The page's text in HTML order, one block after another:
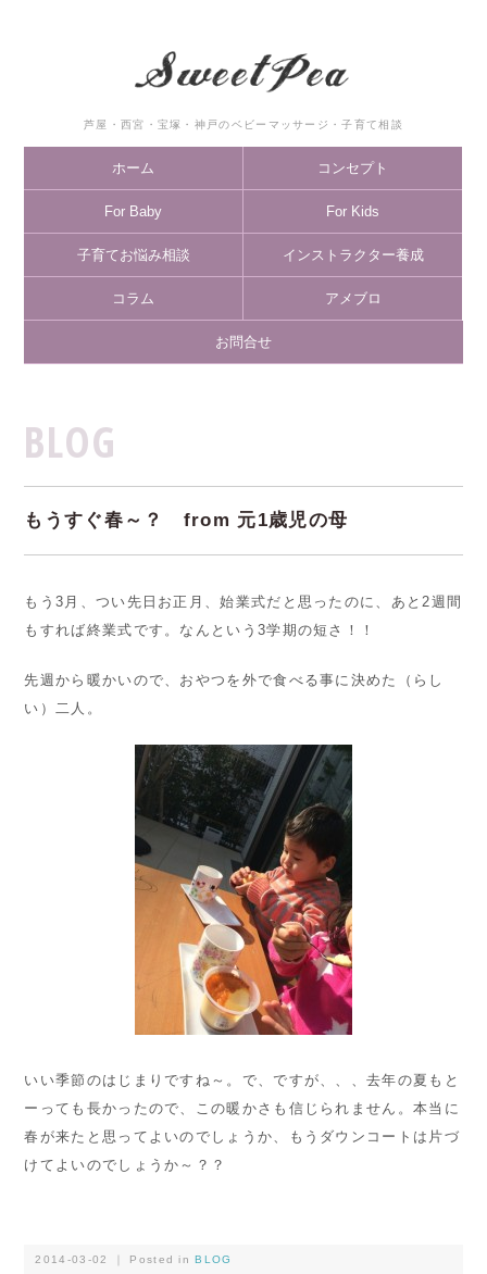
芦屋・西宮・宝塚・神戸のベビーマッサージ・子育て相談
ホーム コンセプト
For Baby For Kids
子育てお悩み相談 インストラクター養成
コラム アメブロ
お問合せ
BLOG
もうすぐ春～？ from 元1歳児の母
もう3月、つい先日お正月、始業式だと思ったのに、あと2週間
もすれば終業式です。なんという3学期の短さ！！
先週から暖かいので、おやつを外で食べる事に決めた（らし
い）二人。
いい季節のはじまりですね～。で、ですが、、、去年の夏もと
ーっても長かったので、この暖かさも信じられません。本当に
春が来たと思ってよいのでしょうか、もうダウンコートは片づ
けてよいのでしょうか～？？
2014-03-02 ｜ Posted inBLOG